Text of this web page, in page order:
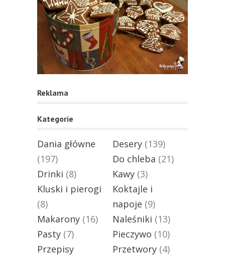
Reklama
Kategorie
Dania główne
(197)
Desery (139)
Do chleba (21)
Drinki (8) Kawy (3)
Kluski i pierogi
(8)
Koktajle i
napoje (9)
Makarony (16) Naleśniki (13)
Pasty (7) Pieczywo (10)
Przepisy
Przetwory (4)